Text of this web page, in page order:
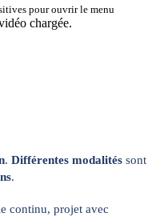
. Différentes modalitéssont
.
continu, projet avec